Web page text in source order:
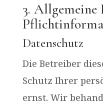
3. Allgemeine
Datenschutz
Die Betreiber
Schutz Ihrer
ernst. Wir